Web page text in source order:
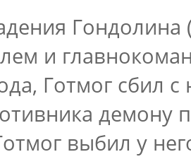
Гондолина
и
Готмог сбил
демону
выбил у